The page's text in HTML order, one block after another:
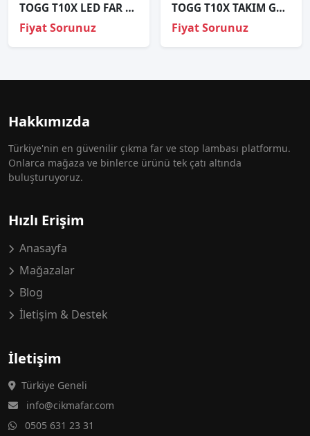
TOGG T10X LED FAR BEYNİ ORJİNAL ÇIKMA 606671071A
Fiyat Sorunuz
TOGG T10X TAKIM GÜNDÜZ LEDİ SIFIR
Fiyat Sorunuz
Hakkımızda
Türkiye'nin en güvenilir çıkma far ve stop lambası platformu.
Onlarca mağaza ve binlerce ürünü tek çatı altında
buluşturuyoruz.
Hızlı Erişim
Anasayfa
Mağazalar
Blog
İletişim & Destek
İletişim
Türkiye Geneli
info@cikmafar.com
0505 631 23 31